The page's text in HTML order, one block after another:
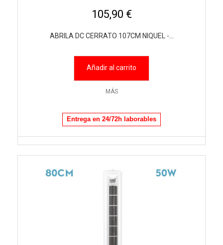
105,90 €
ABRILA DC CERRATO 107CM NIQUEL -...
Añadir al carrito
MÁS
Entrega en 24/72h laborables